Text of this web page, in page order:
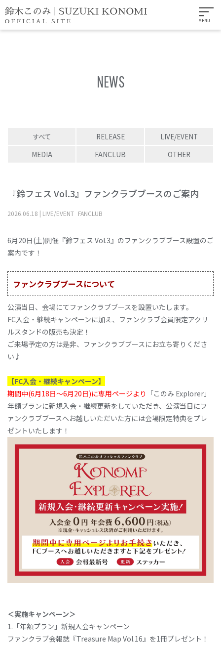
MENU
NEWS
すべて RELEASE
LIVE/EVENT
MEDIA
FANCLUB OTHER
『鈴フェス Vol.3』ファンクラブブースのご案内
2026.06.18 | LIVE/EVENT FANCLUB
6月20日(土)開催『鈴フェス Vol.3』のファンクラブブース設置のご
案内です！
ファンクラブブースについて
公演当日、会場にてファンクラブブースを設置いたします。
FC入会・継続キャンペーンに加え、ファンクラブ会員限定アクリ
ルスタンドの販売も決定！
ご来場予定の方は是非、ファンクラブブースにお立ち寄りくださ
い♪
【FC入会・継続キャンペーン】
期間中(6月18日～6月20日)に専用ページより 「このみ Explorer」
年額プランに新規入会・継続更新をしていただき、公演当日にフ
ァンクラブブースへお越しいただいた方には会場限定特典をプレ
ゼントいたします！
＜実施キャンペーン＞
1.「年額プラン」新規入会キャンペーン
ファンクラブ会報誌『Treasure Map Vol.16』を1冊プレゼント！